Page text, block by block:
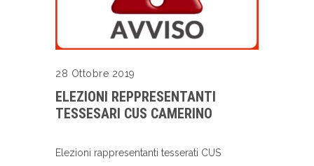
28 Ottobre 2019
ELEZIONI REPPRESENTANTI
TESSESARI CUS CAMERINO
Elezioni rappresentanti tesserati CUS